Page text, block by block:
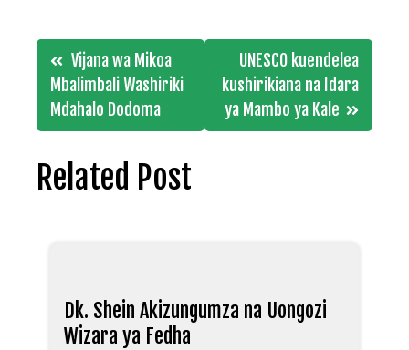
Post
navigation
Vijana wa Mikoa
Mbalimbali Washiriki
Mdahalo Dodoma
UNESCO kuendelea
kushirikiana na Idara
ya Mambo ya Kale
Related Post
Dk. Shein Akizungumza na Uongozi
Wizara ya Fedha